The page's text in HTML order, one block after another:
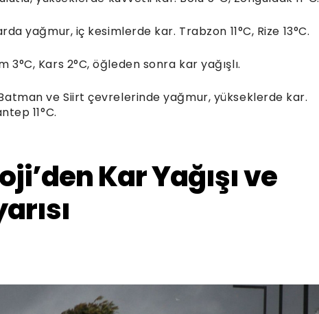
yağmur, iç kesimlerde kar. Trabzon 11°C, Rize 13°C.
3°C, Kars 2°C, öğleden sonra kar yağışlı.
ve Siirt çevrelerinde yağmur, yükseklerde kar.
11°C.